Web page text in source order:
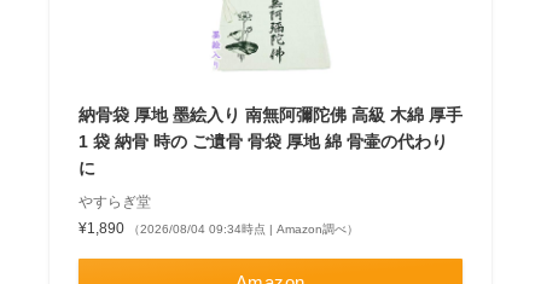
納骨袋 厚地 墨絵入り 南無阿彌陀佛 高級 木綿 厚手
1 袋 納骨 時の ご遺骨 骨袋 厚地 綿 骨壷の代わり
に
やすらぎ堂
¥1,890
（2026/08/04 09:34時点 | Amazon調べ）